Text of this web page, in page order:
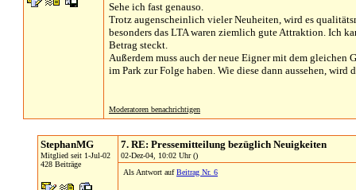
Sehe ich fast genauso.
Trotz augenscheinlich vieler Neuheiten, wird es
besonders das LTA waren ziemlich gute Attraktion. Ich
Betrag steckt.
Außerdem muss auch der neue Eigner mit dem gleichen
im Park zur Folge haben. Wie diese dann aussehen, wird
Moderatoren benachrichtigen
StephanMG
Mitglied seit 1-Jul-02
428 Beiträge
7. RE: Pressemitteilung bezüglich Neuigkeiten
02-Dez-04, 10:02 Uhr ()
Als Antwort aufBeitrag Nr. 6